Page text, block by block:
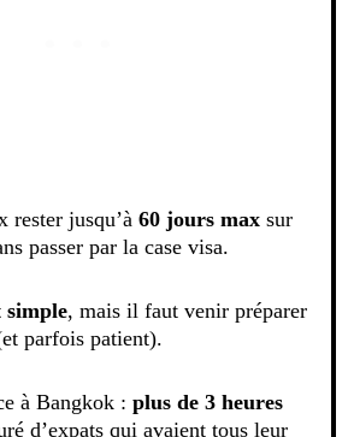
rester jusqu’à 60 jours max sur
passer par la case visa.
simple, mais il faut venir préparer
parfois patient).
à Bangkok : plus de 3 heures
d’expats qui avaient tous leur